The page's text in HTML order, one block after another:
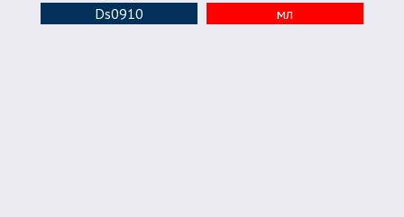
Ds0910
мл